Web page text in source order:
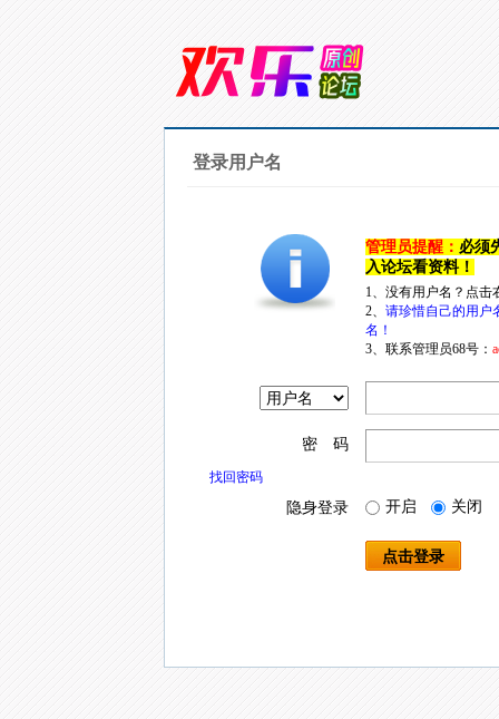
登录用户名
管理员提醒： 必须
入论坛看资料！
1、没有用户名？点
2、 请珍惜自己的用户
名！
3、联系管理员68号：
密 码
找回密码
隐身登录 开启 关闭
点击登录